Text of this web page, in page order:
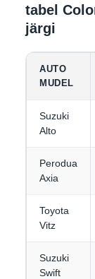
tabel
järgi
AUTO
MUDEL
Suzuki
Alto
Perodua
Axia
Toyota
Vitz
Suzuki
Swift